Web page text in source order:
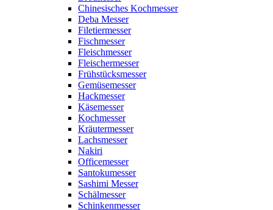
Chinesisches Kochmesser
Deba Messer
Filetiermesser
Fischmesser
Fleischmesser
Fleischermesser
Frühstücksmesser
Gemüsemesser
Hackmesser
Käsemesser
Kochmesser
Kräutermesser
Lachsmesser
Nakiri
Officemesser
Santokumesser
Sashimi Messer
Schälmesser
Schinkenmesser